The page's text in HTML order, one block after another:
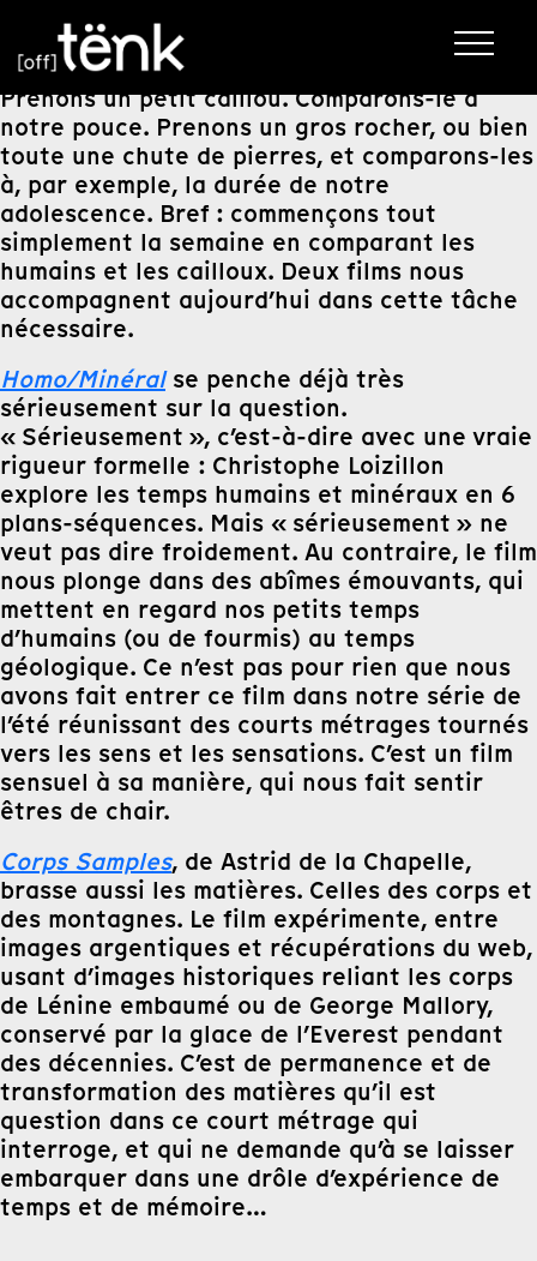
Prenons un petit caillou. Comparons-le à
notre pouce. Prenons un gros rocher, ou bien
toute une chute de pierres, et comparons-les
à, par exemple, la durée de notre
adolescence. Bref : commençons tout
simplement la semaine en comparant les
humains et les cailloux. Deux films nous
accompagnent aujourd’hui dans cette tâche
nécessaire.
Homo/Minéralse penche déjà très
sérieusement sur la question.
« Sérieusement », c’est-à-dire avec une vraie
rigueur formelle : Christophe Loizillon
explore les temps humains et minéraux en 6
plans-séquences. Mais « sérieusement » ne
veut pas dire froidement. Au contraire, le film
nous plonge dans des abîmes émouvants, qui
mettent en regard nos petits temps
d’humains (ou de fourmis) au temps
géologique. Ce n’est pas pour rien que nous
avons fait entrer ce film dans notre série de
l’été réunissant des courts métrages tournés
vers les sens et les sensations. C’est un film
sensuel à sa manière, qui nous fait sentir
êtres de chair.
Corps Samples, de Astrid de la Chapelle,
brasse aussi les matières. Celles des corps et
des montagnes. Le film expérimente, entre
images argentiques et récupérations du web,
usant d’images historiques reliant les corps
de Lénine embaumé ou de George Mallory,
conservé par la glace de l’Everest pendant
des décennies. C’est de permanence et de
transformation des matières qu’il est
question dans ce court métrage qui
interroge, et qui ne demande qu’à se laisser
embarquer dans une drôle d’expérience de
temps et de mémoire…